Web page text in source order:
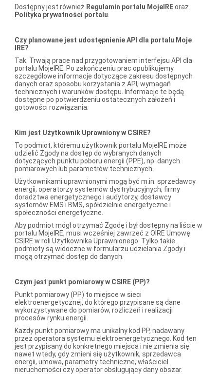
Dostępny jest również Regulamin portalu MojeIREoraz
Polityka prywatności portalu
Czy planowane jest udostępnienie API dla portalu Moje
IRE?
Tak. Trwają prace nad przygotowaniem interfejsu API dla
portalu MojeIRE. Po zakończeniu prac opublikujemy
szczegółowe informacje dotyczące zakresu dostępnych
danych oraz sposobu korzystania z API, wymagań
technicznych i warunków dostępu. Informacje te będą
dostępne po potwierdzeniu ostatecznych założeń i
gotowości rozwiązania.
Kim jest Użytkownik Uprawniony w CSIRE?
To podmiot, któremu użytkownik portalu MojeIRE może
udzielić Zgody na dostęp do wybranych danych
dotyczących punktu poboru energii (PPE), np. danych
pomiarowych lub parametrów technicznych.
Użytkownikami uprawnionymi mogą być m.in. sprzedawcy
energii, operatorzy systemów dystrybucyjnych, firmy
doradztwa energetycznego i audytorzy, dostawcy
systemów EMS i BMS, spółdzielnie energetyczne i
społeczności energetyczne.
Aby podmiot mógł otrzymać Zgodę i był dostępny na liście w
portalu MojeIRE, musi wcześniej zawrzeć z OIRE Umowę
CSIRE w roli Użytkownika Uprawnionego. Tylko takie
podmioty są widoczne w formularzu udzielania Zgody i
mogą otrzymać dostęp do danych.
Czym jest punkt pomiarowy w CSIRE (PP)?
Punkt pomiarowy (PP) to miejsce w sieci
elektroenergetycznej, do którego przypisane są dane
wykorzystywane do pomiarów, rozliczeń i realizacji
procesów rynku energii.
Każdy punkt pomiarowy ma unikalny kod PP, nadawany
przez operatora systemu elektroenergetycznego. Kod ten
jest przypisany do konkretnego miejsca i nie zmienia się
nawet wtedy, gdy zmieni się użytkownik, sprzedawca
energii, umowa, parametry techniczne, właściciel
nieruchomości czy operator obsługujący dany obszar.